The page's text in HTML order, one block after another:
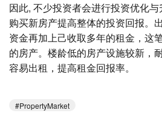
因此, 不少投资者会进行投资优化
购买新房产提高整体的投资回报。
资金再加上己收取多年的租金，这
的房产。楼龄低的房产设施较新，
容易出租，提高租金回报率。
PropertyMarket